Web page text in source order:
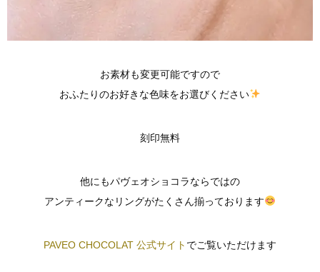
お素材も変更可能ですので
おふたりのお好きな色味をお選びください
刻印無料
他にもパヴェオショコラならではの
アンティークなリングがたくさん揃っております
PAVEO CHOCOLAT 公式サイト でご覧いただけます